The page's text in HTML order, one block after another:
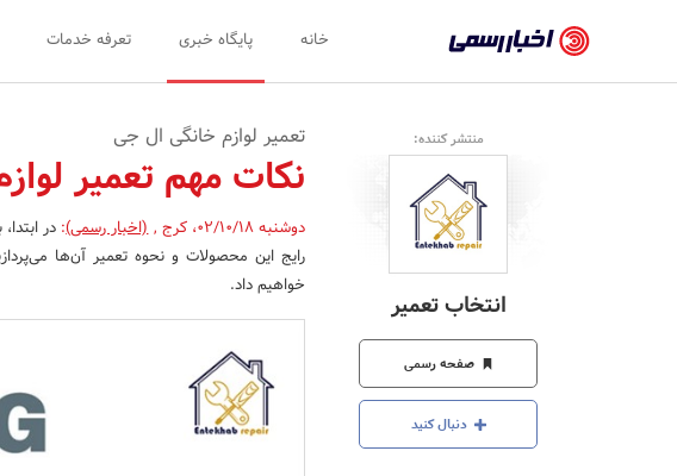
رسمی
-
اخبار
تایید
شده
شرکت‌ها،
سازمان‌ها
و
روابط
عمومی‌ها
خانه پایگاه خبری تعرفه خدمات
منتشر کننده:
انتخاب تعمیر
صفحه رسمی
دنبال کنید
تعمیر لوازم خانگی ال جی
نکات مهم تعمیر
دوشنبه 02/10/18 ،کرج ,(اخبار رسمی): در
رایج این محصولات و نحوه تعمیر آن‌ها
خواهیم داد.